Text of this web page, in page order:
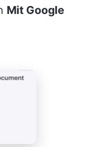
Mit Google